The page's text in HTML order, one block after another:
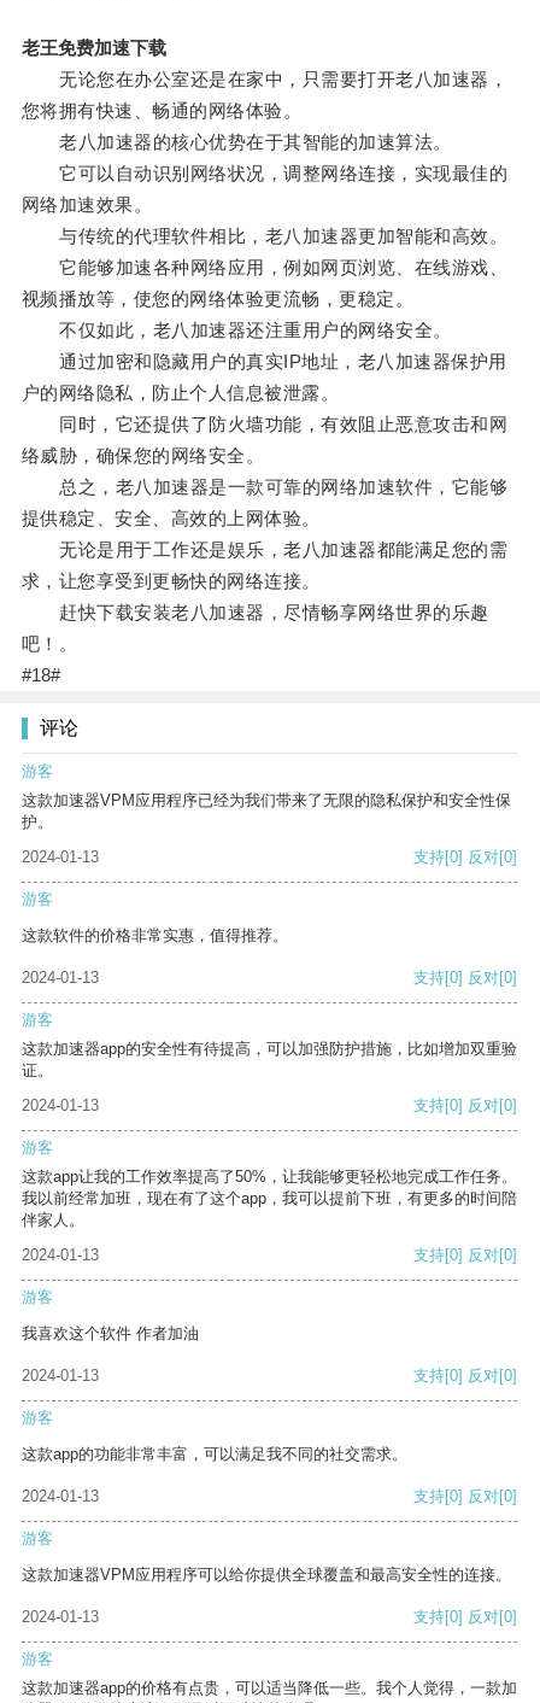
老王免费加速下载
无论您在办公室还是在家中，只需要打开老八加速器，
您将拥有快速、畅通的网络体验。
老八加速器的核心优势在于其智能的加速算法。
它可以自动识别网络状况，调整网络连接，实现最佳的
网络加速效果。
与传统的代理软件相比，老八加速器更加智能和高效。
它能够加速各种网络应用，例如网页浏览、在线游戏、
视频播放等，使您的网络体验更流畅，更稳定。
不仅如此，老八加速器还注重用户的网络安全。
通过加密和隐藏用户的真实IP地址，老八加速器保护用
户的网络隐私，防止个人信息被泄露。
同时，它还提供了防火墙功能，有效阻止恶意攻击和网
络威胁，确保您的网络安全。
总之，老八加速器是一款可靠的网络加速软件，它能够
提供稳定、安全、高效的上网体验。
无论是用于工作还是娱乐，老八加速器都能满足您的需
求，让您享受到更畅快的网络连接。
赶快下载安装老八加速器，尽情畅享网络世界的乐趣
吧！。
#18#
评论
游客
这款加速器VPM应用程序已经为我们带来了无限的隐私保护和安全性保
护。
2024-01-13
支持[0] 反对[0]
游客
这款软件的价格非常实惠，值得推荐。
2024-01-13 支持[0] 反对[0]
游客
这款加速器app的安全性有待提高，可以加强防护措施，比如增加双重验
证。
2024-01-13
支持[0] 反对[0]
游客
这款app让我的工作效率提高了50%，让我能够更轻松地完成工作任务。
我以前经常加班，现在有了这个app，我可以提前下班，有更多的时间陪
伴家人。
2024-01-13
支持[0] 反对[0]
游客
我喜欢这个软件 作者加油
2024-01-13 支持[0] 反对[0]
游客
这款app的功能非常丰富，可以满足我不同的社交需求。
2024-01-13 支持[0] 反对[0]
游客
这款加速器VPM应用程序可以给你提供全球覆盖和最高安全性的连接。
2024-01-13 支持[0] 反对[0]
游客
这款加速器app的价格有点贵，可以适当降低一些。我个人觉得，一款加